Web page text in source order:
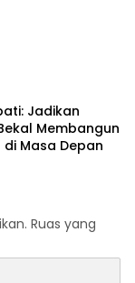
Jadikan
Membangun
di Masa Depan
Ruas yang